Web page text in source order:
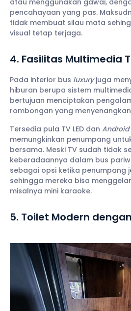
pencahayaan yang pas.
tidak membuat silau mata
visual tetap terjaga.
4. Fasilitas Multimedia
Pada interior bus luxuryjuga
hiburan berupa sistem
bertujuan menciptakan
rombongan yang
Tersedia pula TV LED dan Android
memungkinkan penumpang
bersama. Meski TV sudah tidak
keberadaannya dalam bus
sebagai opsi ketika penumpang
sehingga mereka bisa
misalnya mini karaoke.
5. Toilet Modern